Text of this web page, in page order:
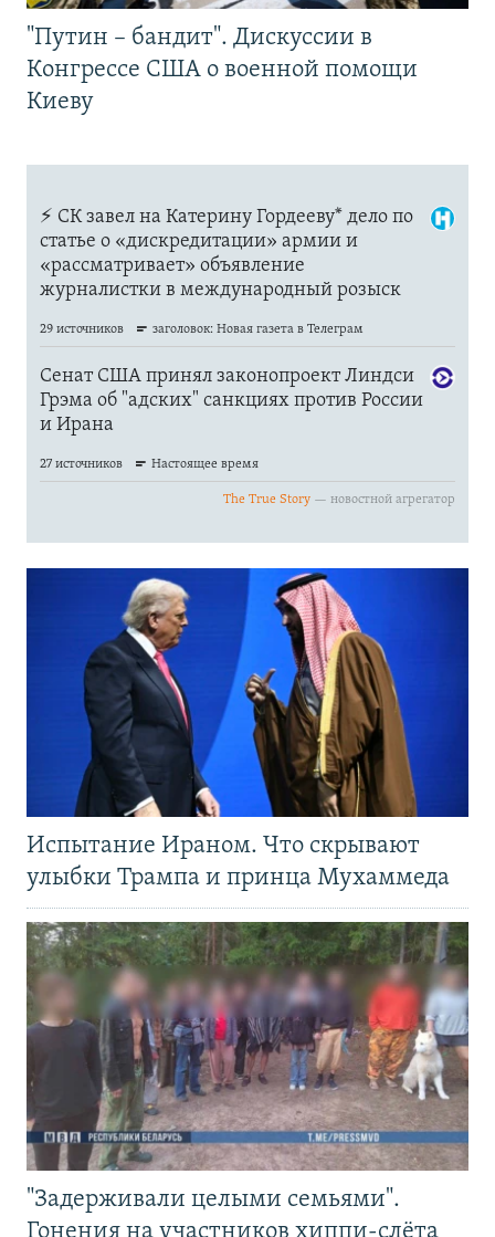
"Путин – бандит". Дискуссии в
Конгрессе США о военной помощи
Киеву
Испытание Ираном. Что скрывают
улыбки Трампа и принца Мухаммеда
"Задерживали целыми семьями".
Гонения на участников хиппи-слёта